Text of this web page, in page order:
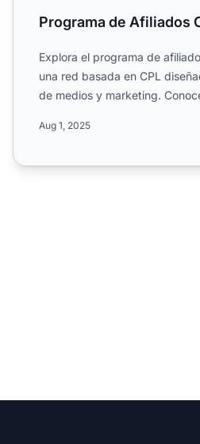
Programa de Afiliados
Explora el programa de
una red basada en CPL
de medios y marketing.
Aug 1, 2025